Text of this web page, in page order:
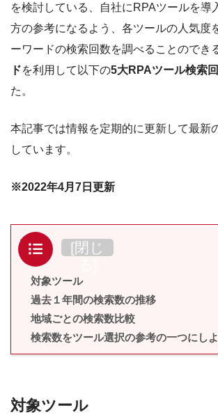
を検討している、自社にRPAツールを導
方の参考になるよう、各ツールの人気度
ーワードの検索回数を調べることのでき
ドを利用して以下の5大RPAツール検索
た。
本記事では情報を定期的に更新して最新
しています。
※2022年4月7日更新
目次 [閉じ
対象ツール
過去１年間の検索数の推移
地域ごとの検索数比較
検索数をツール選択の参考の一つにし
対象ツール